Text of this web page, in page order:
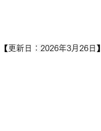
【更新日：2026年3月26日】